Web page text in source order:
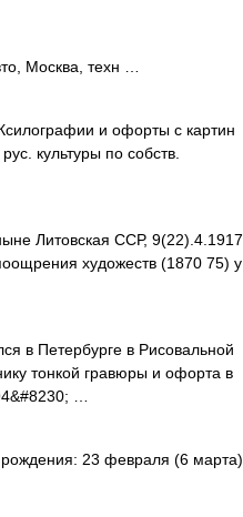
Москва, техн …
и офорты с картин
культуры по собств.
Литовская ССР, 9(22).4.1917,
художеств (1870 75) у
в Петербурге в Рисовальной
тонкой гравюры и офорта в
…
23 февраля (6 марта)